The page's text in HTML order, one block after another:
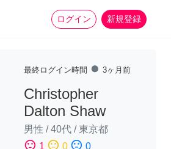
ログイン 新規登録
家事 more_horiz
最終ログイン時間 fiber_manual_record 3ヶ月前
Christopher
Dalton Shaw
男性 /40代 /東京都
sentiment_satisfied 1 sentiment_neutral 0 sentiment_dissatisfied 0